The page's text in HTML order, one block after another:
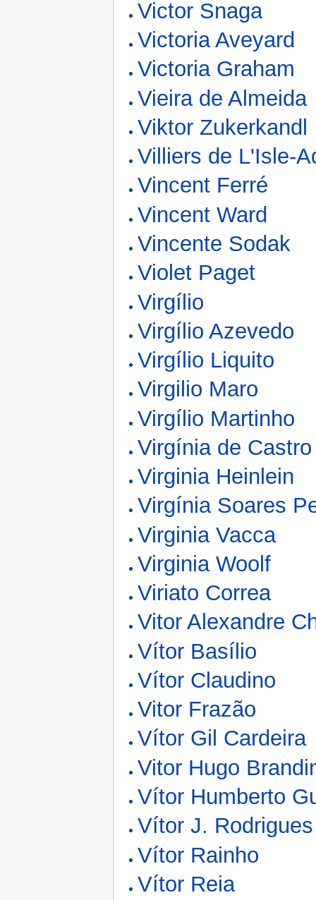
Victor Snaga
Victoria Aveyard
Victoria Graham
Vieira de Almeida
Viktor Zukerkandl
Villiers de L'Isle-
Vincent Ferré
Vincent Ward
Vincente Sodak
Violet Paget
Virgílio
Virgílio Azevedo
Virgílio Liquito
Virgilio Maro
Virgílio Martinho
Virgínia de
Virginia Heinlein
Virgínia Soares
Virginia Vacca
Virginia Woolf
Viriato Correa
Vitor Alexandre
Vítor Basílio
Vítor Claudino
Vitor Frazão
Vítor Gil Cardeira
Vitor Hugo
Vítor Humberto
Vítor J. Rodrigues
Vítor Rainho
Vítor Reia